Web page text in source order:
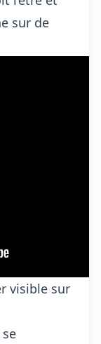
sur de
visible sur